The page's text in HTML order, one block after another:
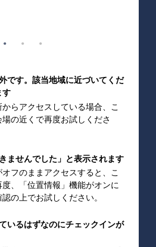
です。該当地域に近づいてくだ
す
らアクセスしている場合、こ
の近くで再度お試しくださ
ませんでした」と表示されます
フのままアクセスすると、こ
、「位置情報」機能がオンに
の上でお試しください。
いるはずなのにチェックインが